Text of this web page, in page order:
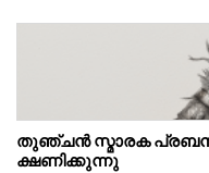
തുഞ്ചൻ സ്മാരക
ക്ഷണിക്കുന്നു